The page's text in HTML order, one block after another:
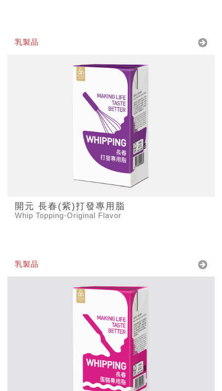
乳製品
開元 長春(紫)打發專用脂
Whip Topping-Original Flavor
乳製品